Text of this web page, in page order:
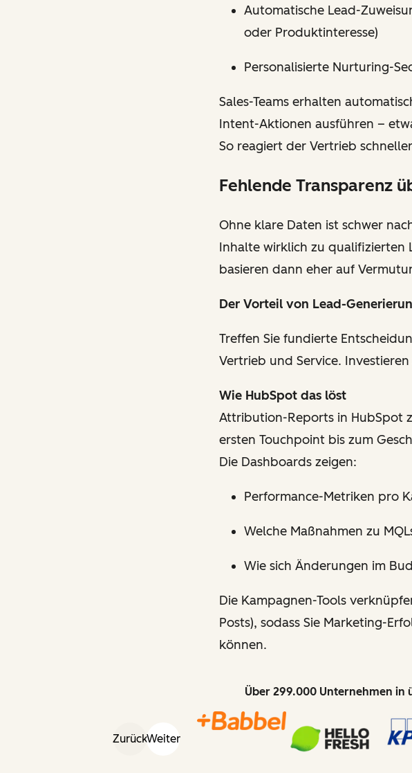
Automatische Lead-
oder Produktinteresse)
Personalisierte Nurturing-
Sales-Teams erhalten
Intent-Aktionen ausführen –
So reagiert der Vertrieb
Fehlende Transparenz
Ohne klare Daten ist schwer
Inhalte wirklich zu qualifizierten
basieren dann eher auf
Der Vorteil von Lead-
Treffen Sie fundierte
Vertrieb und Service.
Wie HubSpot das löst
Attribution-Reports in HubSpot
ersten Touchpoint bis zum
Die Dashboards zeigen:
Performance-Metriken pro
Welche Maßnahmen zu
Wie sich Änderungen im
Die Kampagnen-Tools
Posts), sodass Sie Marketing-
können.
Über 299.000 Unternehmen in
ZurückWeiter